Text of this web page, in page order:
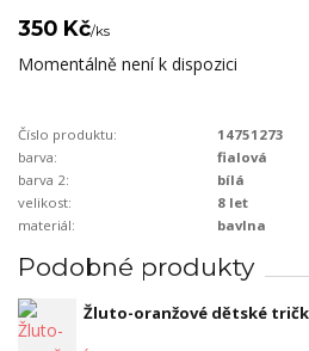
350 Kč/ks
Momentálně není k dispozici
Číslo produktu:
14751273
barva:
fialová
barva 2:
bílá
velikost:
8 let
materiál:
bavlna
Podobné produkty
Žluto-oranžové dětské